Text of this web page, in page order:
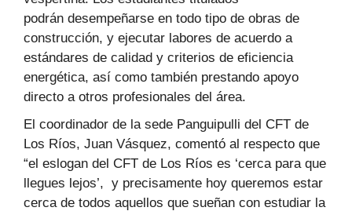
podrán desempeñarse en todo tipo de obras de
construcción, y ejecutar labores de acuerdo a
estándares de calidad y criterios de eficiencia
energética, así como también prestando apoyo
directo a otros profesionales del área.
El coordinador de la sede Panguipulli del CFT de
Los Ríos, Juan Vásquez, comentó al respecto que
“el eslogan del CFT de Los Ríos es ‘cerca para que
llegues lejos’, y precisamente hoy queremos estar
cerca de todos aquellos que sueñan con estudiar la